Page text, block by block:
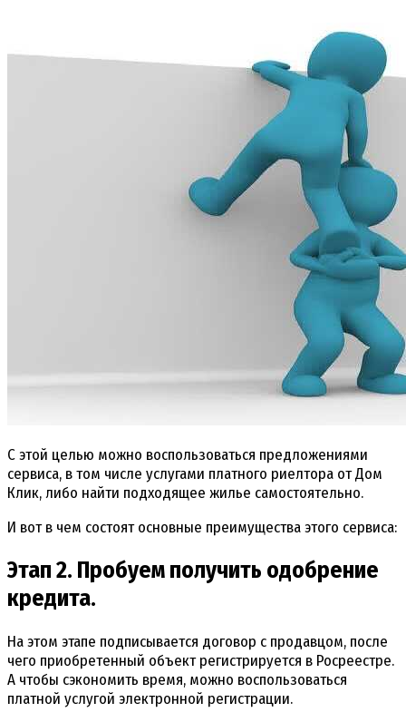
С этой целью можно воспользоваться предложениями
сервиса, в том числе услугами платного риелтора от Дом
Клик, либо найти подходящее жилье самостоятельно.
И вот в чем состоят основные преимущества этого сервиса:
Этап 2. Пробуем получить одобрение
кредита.
На этом этапе подписывается договор с продавцом, после
чего приобретенный объект регистрируется в Росреестре.
А чтобы сэкономить время, можно воспользоваться
платной услугой электронной регистрации.